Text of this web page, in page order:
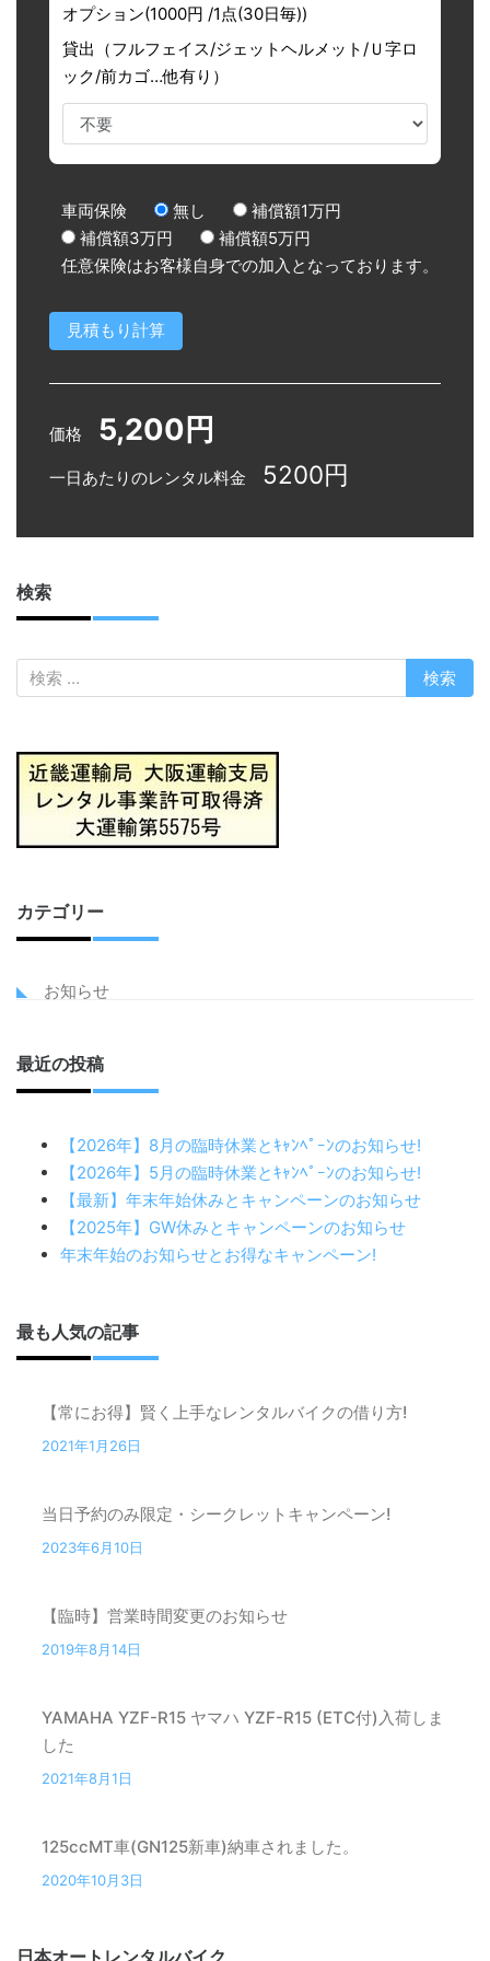
オプション(1000円 /1点(30日毎))
貸出（フルフェイス/ジェットヘルメット/Ｕ字ロ
ック/前カゴ…他有り）
車両保険 無し
補償額1万円
補償額3万円
補償額5万円
任意保険はお客様自身での加入となっております。
価格 5,200円
一日あたりのレンタル料金 5200円
検索
カテゴリー
お知らせ
最近の投稿
【2026年】8月の臨時休業とｷｬﾝﾍﾟｰﾝのお知らせ!
【2026年】5月の臨時休業とｷｬﾝﾍﾟｰﾝのお知らせ!
【最新】年末年始休みとキャンペーンのお知らせ
【2025年】GW休みとキャンペーンのお知らせ
年末年始のお知らせとお得なキャンペーン!
最も人気の記事
【常にお得】賢く上手なレンタルバイクの借り方!
2021年1月26日
当日予約のみ限定・シークレットキャンペーン!
2023年6月10日
【臨時】営業時間変更のお知らせ
2019年8月14日
YAMAHA YZF-R15 ヤマハ YZF-R15 (ETC付)入荷しま
した
2021年8月1日
125ccMT車(GN125新車)納車されました。
2020年10月3日